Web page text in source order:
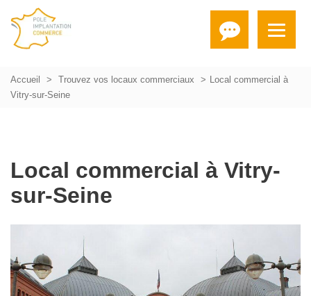
Accueil Trouvez vos locaux commerciaux
Local commercial à
Vitry-sur-Seine
Local commercial à Vitry-
sur-Seine